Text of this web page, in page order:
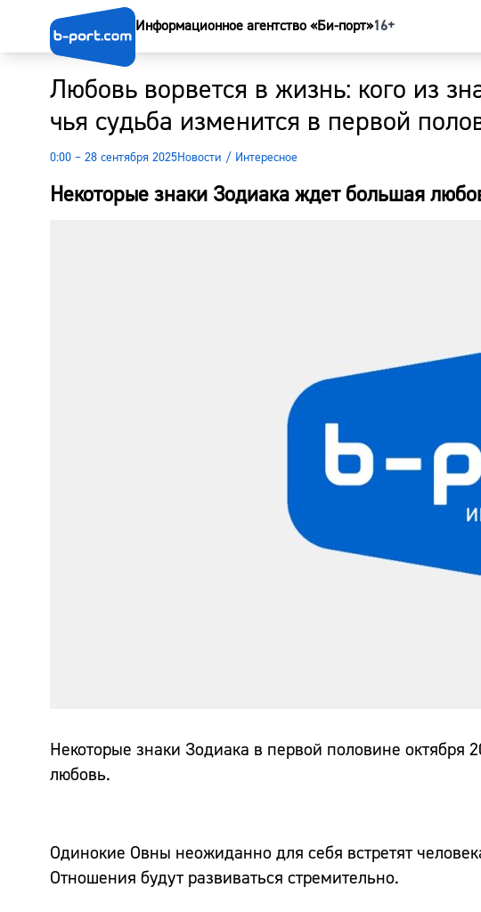
Информационное агентство «Би-порт»16+
Любовь ворвется в жизнь: кого из
чья судьба изменится в первой
0:00 – 28 сентября 2025Новости / Интересное
Некоторые знаки Зодиака ждет большая
Некоторые знаки Зодиака в первой половине октября
любовь.
Одинокие Овны неожиданно для себя встретят
Отношения будут развиваться стремительно.